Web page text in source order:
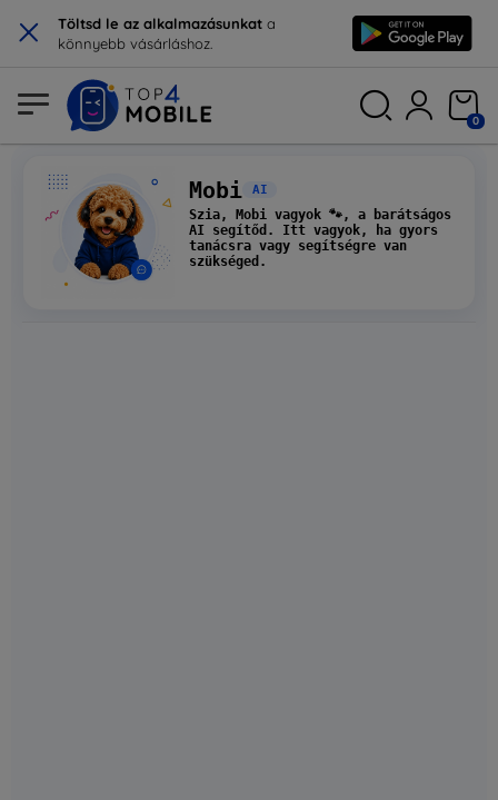
× Töltsd le az alkalmazásunkat a
könnyebb vásárláshoz.
0
Mobi AI
Szia, Mobi vagyok 🐾, a barátságos
AI segítőd. Itt vagyok, ha gyors
tanácsra vagy segítségre van
szükséged.